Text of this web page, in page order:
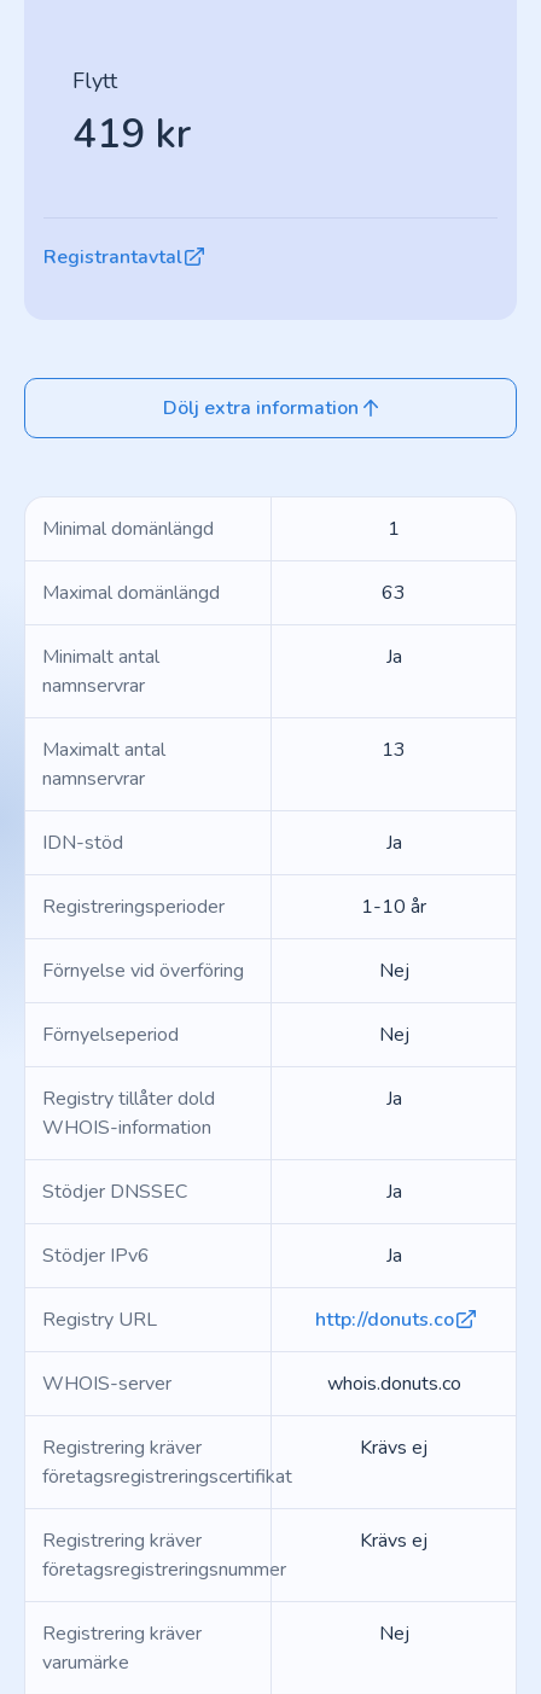
Flytt
419 kr
Registrantavtal
Dölj extra information
Minimal domänlängd 1
Maximal domänlängd 63
Minimalt antal
namnservrar
Ja
Maximalt antal
namnservrar
13
IDN-stöd Ja
Registreringsperioder 1-10 år
Förnyelse vid överföring Nej
Förnyelseperiod Nej
Registry tillåter dold
WHOIS-information
Ja
Stödjer DNSSEC Ja
Stödjer IPv6 Ja
Registry URL http://donuts.co
WHOIS-server whois.donuts.co
Registrering kräver
företagsregistreringscertifikat
Krävs ej
Registrering kräver
företagsregistreringsnummer
Krävs ej
Registrering kräver
varumärke
Nej